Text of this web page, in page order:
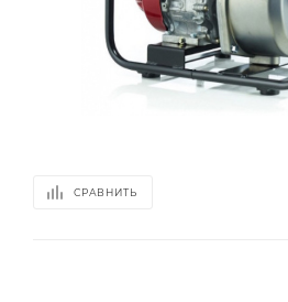
СРАВНИТЬ